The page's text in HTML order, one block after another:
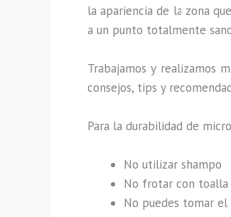
la apariencia de la zona
a un punto totalmente
Trabajamos y realizamos
consejos, tips y
Para la durabilidad de
No utilizar shampo
No frotar con toalla
No puedes tomar el